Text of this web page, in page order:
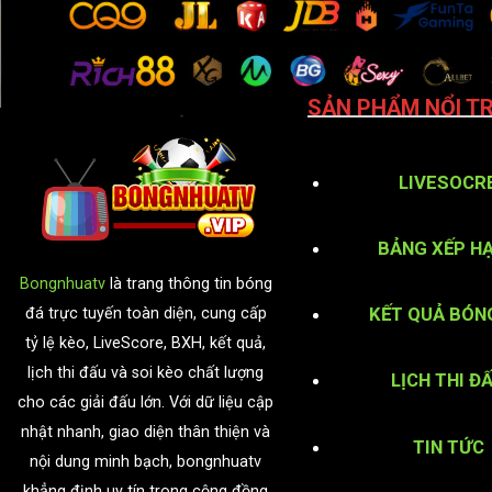
Bongnhuatvlà trang thông tin bóng
đá trực tuyến toàn diện, cung cấp
tỷ lệ kèo, LiveScore, BXH, kết quả,
lịch thi đấu và soi kèo chất lượng
cho các giải đấu lớn. Với dữ liệu cập
nhật nhanh, giao diện thân thiện và
nội dung minh bạch, bongnhuatv
SẢN PHẨM NỔI
BẢNG XẾP
KẾT QUẢ
LỊCH THI
TIN TỨC